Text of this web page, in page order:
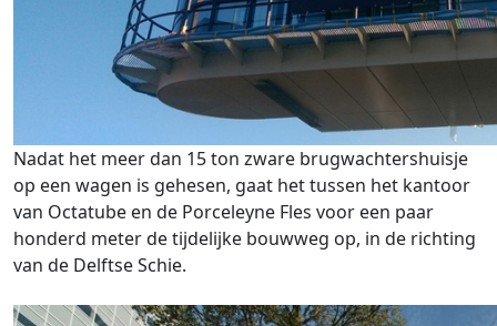
Nadat het meer dan 15 ton zware brugwachtershuisje
op een wagen is gehesen, gaat het tussen het kantoor
van Octatube en de Porceleyne Fles voor een paar
honderd meter de tijdelijke bouwweg op, in de richting
van de Delftse Schie.